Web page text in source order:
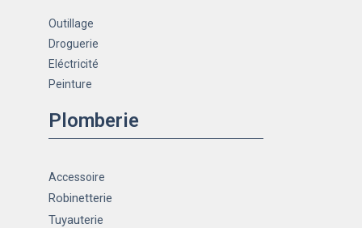
Outillage
Droguerie
Eléctricité
Peinture
Plomberie
Accessoire
Robinetterie
Tuyauterie